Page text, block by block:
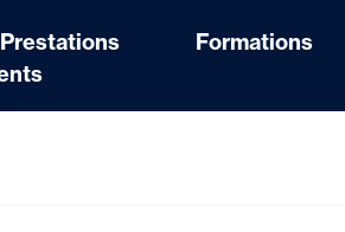
Prestations
Formations